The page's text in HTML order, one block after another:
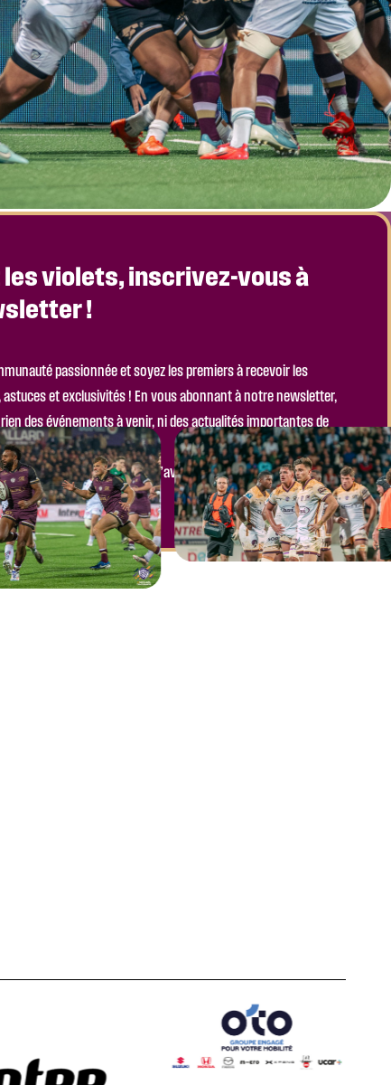
les violets, inscrivez-vous à
!
passionnée et soyez les premiers à recevoir les
astuces et exclusivités ! En vous abonnant à notre newsletter,
des événements à venir, ni des actualités importantes de
l’occasion de faire partie de l’aventure !